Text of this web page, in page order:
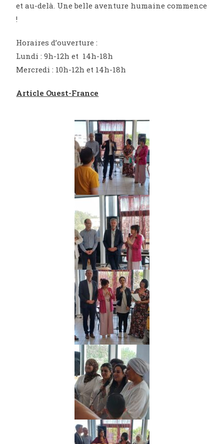
et au-delà. Une belle aventure humaine commence
!
Horaires d’ouverture :
Lundi : 9h-12h et 14h-18h
Mercredi : 10h-12h et 14h-18h
Article Ouest-France